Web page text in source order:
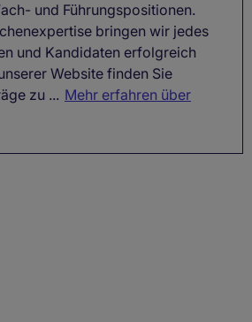
und Führungspositionen.
bringen wir jedes
und Kandidaten erfolgreich
Website finden Sie
zu ... Mehr erfahren über